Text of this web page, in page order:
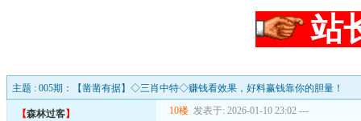
站
主题 : 005期：【凿凿有据】◇三肖中特◇赚钱看效果，好料赢钱靠你的胆量！
【森林过客】 10楼 发表于: 2026-01-10 23:02 ---